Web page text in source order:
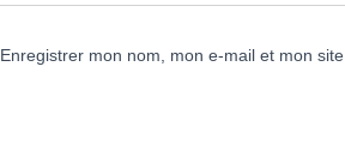
Enregistrer mon nom, mon e-mail et mon